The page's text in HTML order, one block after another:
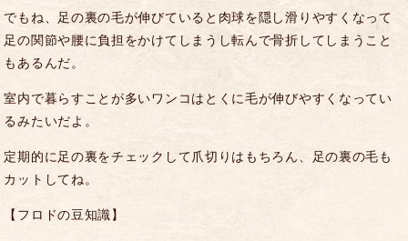
でもね、足の裏の毛が伸びていると肉球を隠し滑りやすくなって
足の関節や腰に負担をかけてしまうし転んで骨折してしまうこと
もあるんだ。
室内で暮らすことが多いワンコはとくに毛が伸びやすくなってい
るみたいだよ。
定期的に足の裏をチェックして爪切りはもちろん、足の裏の毛も
カットしてね。
【フロドの豆知識】